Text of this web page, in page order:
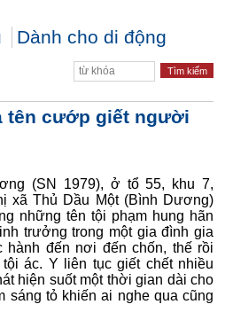
Dành cho di động
tên cướp giết người
(SN 1979), ở tổ 55, khu 7,
xã Thủ Dầu Một (Bình Dương)
những tên tội phạm hung hãn
trưởng trong một gia đình gia
hành đến nơi đến chốn, thế rồi
ác. Y liên tục giết chết nhiều
hiện suốt một thời gian dài cho
sáng tỏ khiến ai nghe qua cũng